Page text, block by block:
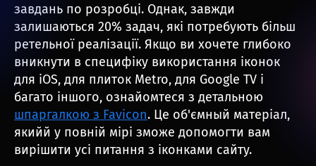
завдань по розробці. Однак, завжди
залишаються 20% задач, які потребують більш
ретельної реалізації. Якщо ви хочете глибоко
вникнути в специфіку використання іконок
для iOS, для плиток Metro, для Google TV і
багато іншого, ознайомтеся з детальною
шпаргалкою з Favicon. Це об'ємный матеріал,
якийй у повній мірі зможе допомогти вам
вирішити усі питання з іконками сайту.